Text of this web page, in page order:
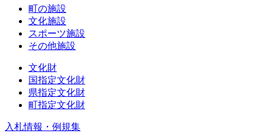
町の施設
文化施設
スポーツ施設
その他施設
文化財
国指定文化財
県指定文化財
町指定文化財
入札情報・例規集